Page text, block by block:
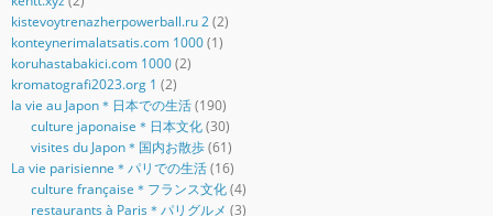
kistevoytrenazherpowerball.ru 2(2)
konteynerimalatsatis.com 1000(1)
koruhastabakici.com 1000(2)
kromatografi2023.org 1 (2)
la vie au Japon＊日本での生活(190)
culture japonaise＊日本文化(30)
visites du Japon＊国内お散歩(61)
La vie parisienne＊パリでの生活(16)
culture française＊フランス文化(4)
restaurants à Paris＊パリグルメ (3)